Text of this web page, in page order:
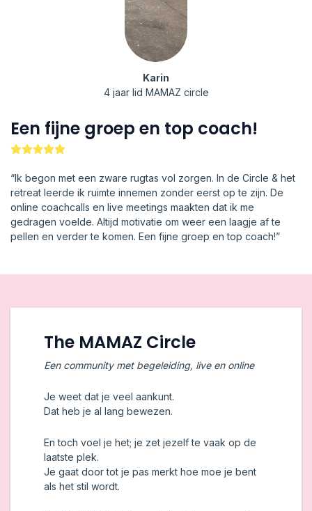
Karin
4 jaar lid MAMAZ circle
Een fijne groep en top coach!
“Ik begon met een zware rugtas vol zorgen. In de Circle & het
retreat leerde ik ruimte innemen zonder eerst op te zijn. De
online coachcalls en live meetings maakten dat ik me
gedragen voelde. Altijd motivatie om weer een laagje af te
pellen en verder te komen. Een fijne groep en top coach!”
The MAMAZ Circle
Een community met begeleiding, live en online
Je weet dat je veel aankunt.
Dat heb je al lang bewezen.
En toch voel je het; je zet jezelf te vaak op de
laatste plek.
Je gaat door tot je pas merkt hoe moe je bent
als het stil wordt.